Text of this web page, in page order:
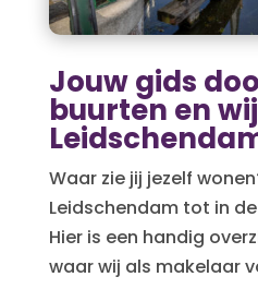
Jouw gids
buurten en
Waar zie jij jezelf
Leidschendam tot in
Hier is een handig
waar wij als makelaar